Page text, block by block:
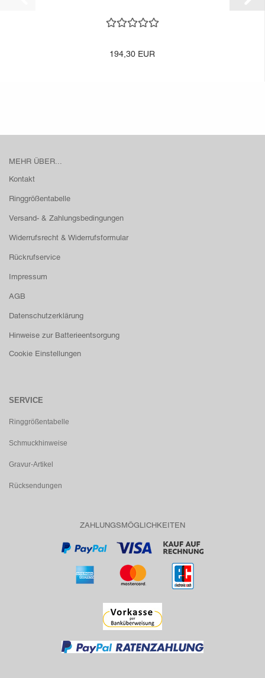
194,30 EUR
MEHR ÜBER...
Kontakt
Ringgrößentabelle
Versand- & Zahlungsbedingungen
Widerrufsrecht & Widerrufsformular
Rückrufservice
Impressum
AGB
Datenschutzerklärung
Hinweise zur Batterieentsorgung
Cookie Einstellungen
SERVICE
Ringgrößentabelle
Schmuckhinweise
Gravur-Artikel
Rücksendungen
ZAHLUNGSMÖGLICHKEITEN